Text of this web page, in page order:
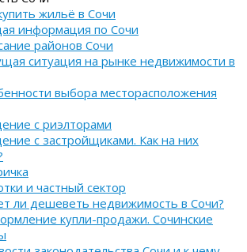
жильё в Сочи
информация по Сочи
районов Сочи
ситуация на рынке недвижимости в
выбора месторасположения
с риэлторами
с застройщиками. Как на них
и частный сектор
ли дешеветь недвижимость в Сочи?
купли-продажи. Сочинские